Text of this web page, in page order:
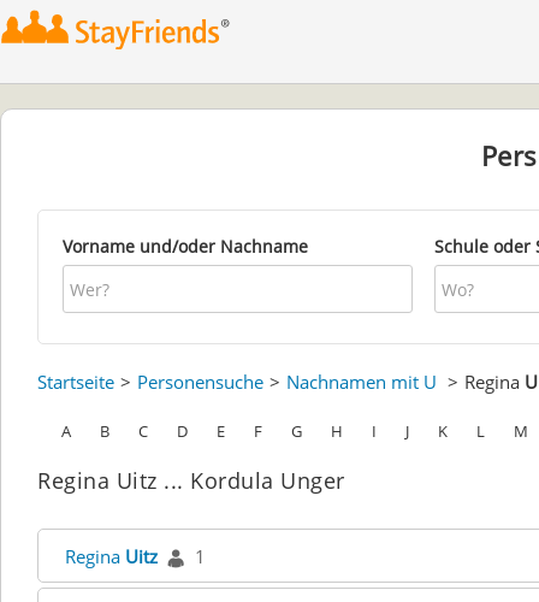
Vorname und/oder Nachname Schule oder
Startseite Personensuche Nachnamen mit U Regina
A B C D E F G H I J K L M
Regina Uitz ... Kordula Unger
Regina Uitz 1